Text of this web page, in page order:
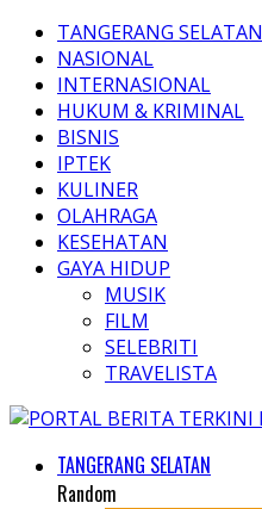
TANGERANG SELATAN
NASIONAL
INTERNASIONAL
HUKUM & KRIMINAL
BISNIS
IPTEK
KULINER
OLAHRAGA
KESEHATAN
GAYA HIDUP
MUSIK
FILM
SELEBRITI
TRAVELISTA
TANGERANG SELATAN
Random